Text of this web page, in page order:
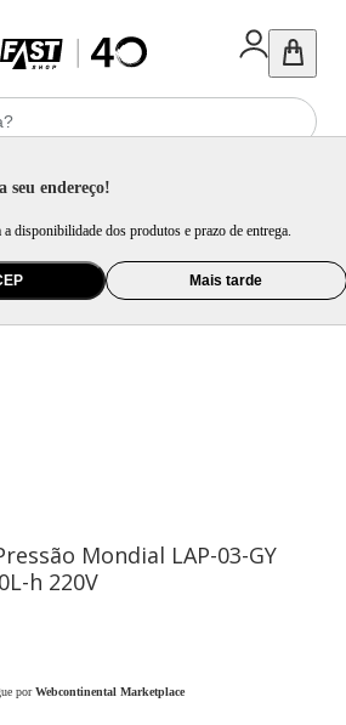
seu endereço!
disponibilidade dos produtos e prazo de entrega.
Mais tarde
/ Lavadora de Alta Pressão
Mondial LAP-03-GY
h 220V
por Webcontinental Marketplace